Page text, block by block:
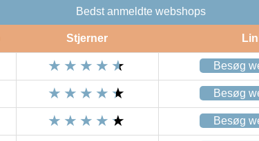
Bedst anmeldte webshops
Stjerner
Besøg
Besøg
Besøg